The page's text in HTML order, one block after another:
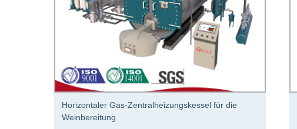
Horizontaler Gas-Zentralheizungskessel für die
Weinbereitung